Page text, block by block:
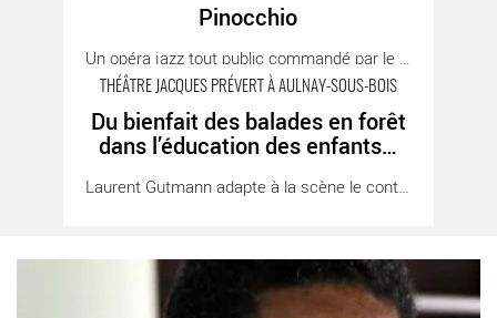
Pinocchio
THÉÂTRE JACQUES PRÉVERT À AULNAY-SOUS-BOIS
Du bienfait des balades en forêt
dans l’éducation des enfants…
Laurent Gutmann adapte à la scène le conte du [...]
Du bienfait des balades en forêt dans l’éducation des enfants… -
PREVERT
Entre l’Afrique et l’Europe - Critique sortie Théâtre Aulnay-Sous-
Bois THEATRE JACQUES PREVERT